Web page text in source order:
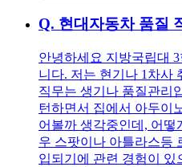
Q. 현대자동차 품질
안녕하세요 지방국립대
니다. 저는 현기나 1차사
직무는 생기나 품질관리
턴하면서 집에서 아두이
어볼까 생각중인데, 어떻
우 스팟이나 아틀라스등
입되기에 관련 경험이 있